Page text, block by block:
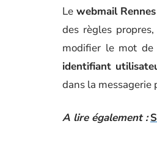
Le webmail Rennes
des règles
modifier le mot de
identifiant
dans la messagerie
A lire également :